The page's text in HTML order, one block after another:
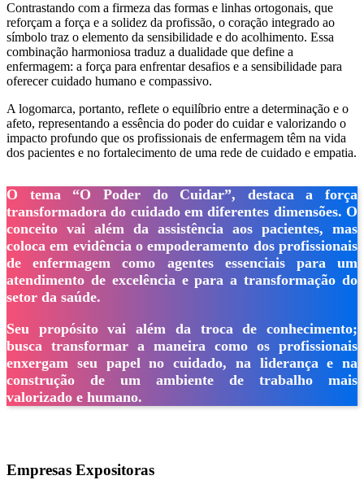
Contrastando com a firmeza das formas e linhas ortogonais, que
reforçam a força e a solidez da profissão, o coração integrado ao
símbolo traz o elemento da sensibilidade e do acolhimento. Essa
combinação harmoniosa traduz a dualidade que define a
enfermagem: a força para enfrentar desafios e a sensibilidade para
oferecer cuidado humano e compassivo.
A logomarca, portanto, reflete o equilíbrio entre a determinação e o
afeto, representando a essência do poder do cuidar e valorizando o
impacto profundo que os profissionais de enfermagem têm na vida
dos pacientes e no fortalecimento de uma rede de cuidado e empatia.
O tema “O Poder do Cuidar”, destaca a força
transformadora do cuidado em diferentes dimensões. O
conceito vai além da assistência aos pacientes, mas
coloca em evidência o empoderamento dos profissionais
de enfermagem como agentes essenciais para um
atendimento de excelência e para a transformação do
setor da saúde.
Seu propósito vai além da troca de conhecimento;
busca transformar a maneira como os profissionais
enxergam seu papel no cuidado, na liderança e na
construção de um ambiente de trabalho mais
valorizado e humano.
Empresas Expositoras